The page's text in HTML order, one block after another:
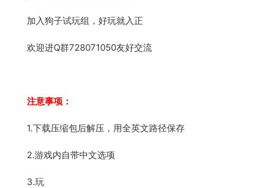
加入狗子试玩组，好玩就入正
欢迎进Q群728071050友好交流
注意事项：
1.下载压缩包后解压，用全英文路径保存
2.游戏内自带中文选项
3.玩